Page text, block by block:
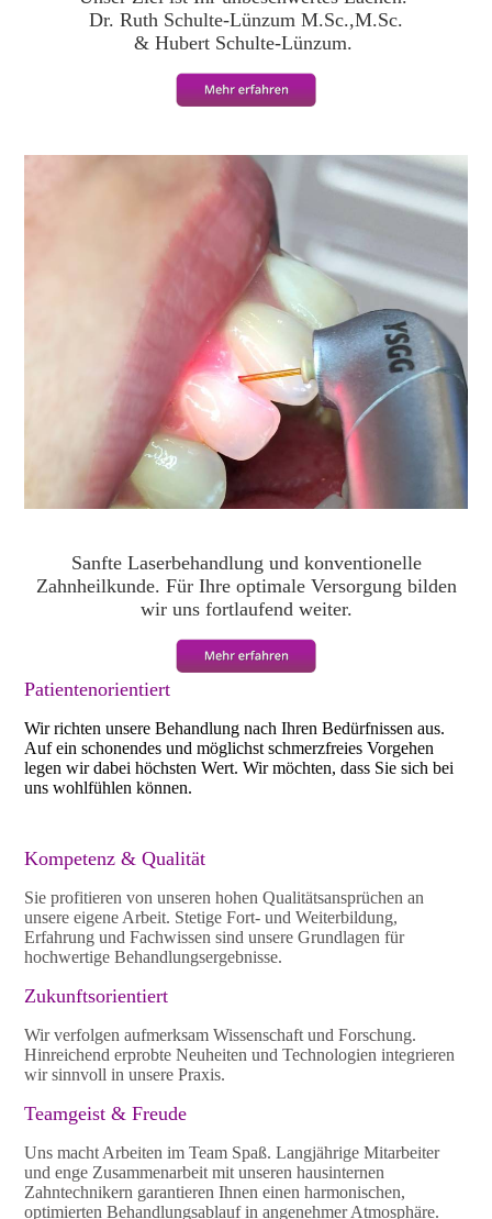
Dr. Ruth Schulte-Lünzum M.Sc.,M.Sc.
& Hubert Schulte-Lünzum.
Sanfte Laserbehandlung und konventionelle
Zahnheilkunde. Für Ihre optimale Versorgung bilden
wir uns fortlaufend weiter.
Patientenorientiert
Wir richten unsere Behandlung nach Ihren Bedürfnissen aus.
Auf ein schonendes und möglichst schmerzfreies Vorgehen
legen wir dabei höchsten Wert. Wir möchten, dass Sie sich bei
uns wohlfühlen können.
Kompetenz & Qualität
Sie profitieren von unseren hohen Qualitätsansprüchen an
unsere eigene Arbeit. Stetige Fort- und Weiterbildung,
Erfahrung und Fachwissen sind unsere Grundlagen für
hochwertige Behandlungsergebnisse.
Zukunftsorientiert
Wir verfolgen aufmerksam Wissenschaft und Forschung.
Hinreichend erprobte Neuheiten und Technologien integrieren
wir sinnvoll in unsere Praxis.
Teamgeist & Freude
Uns macht Arbeiten im Team Spaß. Langjährige Mitarbeiter
und enge Zusammenarbeit mit unseren hausinternen
Zahntechnikern garantieren Ihnen einen harmonischen,
optimierten Behandlungsablauf in angenehmer Atmosphäre.